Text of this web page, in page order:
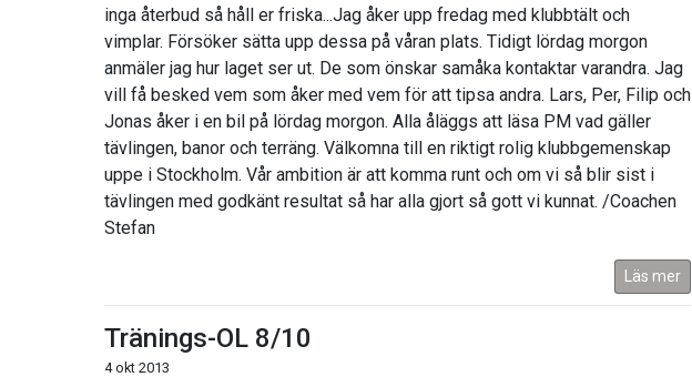
inga återbud så håll er friska...Jag åker upp fredag med klubbtält och
vimplar. Försöker sätta upp dessa på våran plats. Tidigt lördag morgon
anmäler jag hur laget ser ut. De som önskar samåka kontaktar varandra. Jag
vill få besked vem som åker med vem för att tipsa andra. Lars, Per, Filip och
Jonas åker i en bil på lördag morgon. Alla åläggs att läsa PM vad gäller
tävlingen, banor och terräng. Välkomna till en riktigt rolig klubbgemenskap
uppe i Stockholm. Vår ambition är att komma runt och om vi så blir sist i
tävlingen med godkänt resultat så har alla gjort så gott vi kunnat. /Coachen
Stefan
Läs mer
Tränings-OL 8/10
4 okt 2013